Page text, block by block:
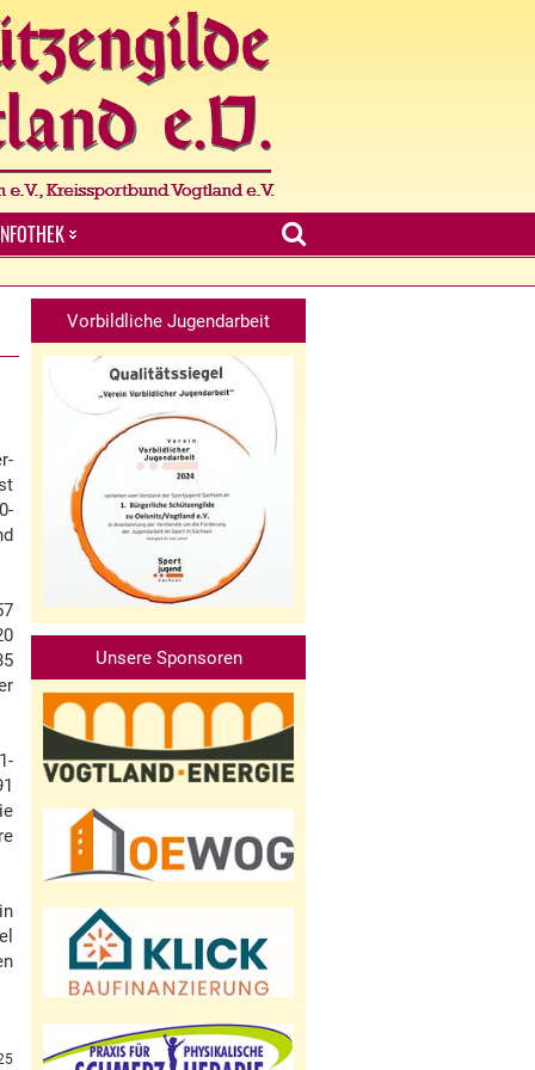
Vorbildliche Jugendarbeit
Unsere Sponsoren